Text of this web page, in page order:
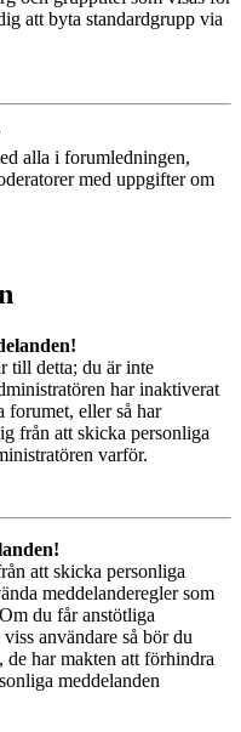
att byta standardgrupp via
alla i forumledningen,
med uppgifter om
till detta; du är inte
har inaktiverat
forumet, eller så har
från att skicka personliga
varför.
att skicka personliga
meddelanderegler som
du får anstötliga
användare så bör du
har makten att förhindra
meddelanden